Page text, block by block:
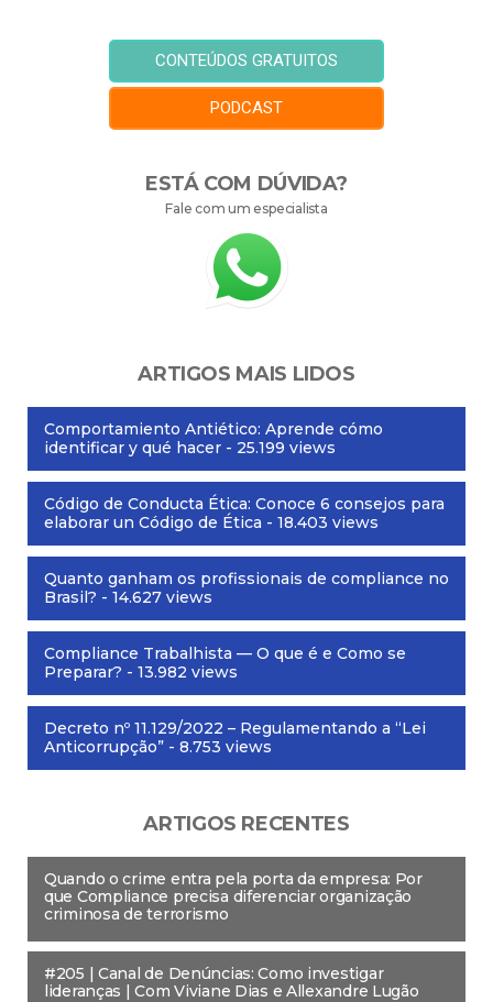
CONTEÚDOS GRATUITOS
PODCAST
ESTÁ COM DÚVIDA?
Fale com um especialista
ARTIGOS MAIS LIDOS
Comportamiento Antiético: Aprende cómo
identificar y qué hacer - 25.199 views
Código de Conducta Ética: Conoce 6 consejos para
elaborar un Código de Ética - 18.403 views
Quanto ganham os profissionais de compliance no
Brasil? - 14.627 views
Compliance Trabalhista — O que é e Como se
Preparar? - 13.982 views
Decreto nº 11.129/2022 – Regulamentando a “Lei
Anticorrupção” - 8.753 views
ARTIGOS RECENTES
Quando o crime entra pela porta da empresa: Por
que Compliance precisa diferenciar organização
criminosa de terrorismo
#205 | Canal de Denúncias: Como investigar
lideranças | Com Viviane Dias e Allexandre Lugão